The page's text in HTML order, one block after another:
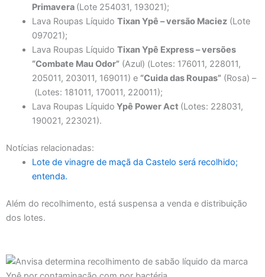
Primavera (Lote 254031, 193021);
Lava Roupas Líquido Tixan Ypê – versão Maciez(Lote
097021);
Lava Roupas Líquido Tixan Ypê Express – versões
“Combate Mau Odor”(Azul) (Lotes: 176011, 228011,
205011, 203011, 169011) e “Cuida das Roupas”(Rosa) –
(Lotes: 181011, 170011, 220011);
Lava Roupas Líquido Ypê Power Act (Lotes: 228031,
190021, 223021).
Notícias relacionadas:
Lote de vinagre de maçã da Castelo será recolhido;
entenda.
Além do recolhimento, está suspensa a venda e distribuição
dos lotes.